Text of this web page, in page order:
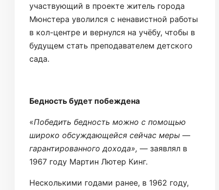
участвующий в проекте житель города
Мюнстера уволился с ненавистной работы
в кол-центре и вернулся на учёбу, чтобы в
будущем стать преподавателем детского
сада.
Бедность будет побеждена
«Победить бедность можно с помощью
широко обсуждающейся сейчас меры —
гарантированного дохода», — заявлял в
1967 году Мартин Лютер Кинг.
Несколькими годами ранее, в 1962 году,